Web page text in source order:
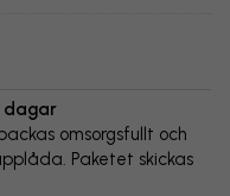
dagar
omsorgsfullt och
Paketet skickas